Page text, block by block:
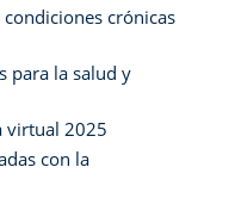
crónicas
para la salud y
virtual 2025
con la